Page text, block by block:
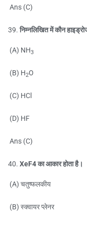
Ans (C)
निम्नलिखित में कौन
(A) NH3
(B) H2O
(C) HCl
(D) HF
Ans (C)
XeF4 का आकार होता है।
(A) चतुष्फलकीय
(B) स्क्वायर प्लेनर